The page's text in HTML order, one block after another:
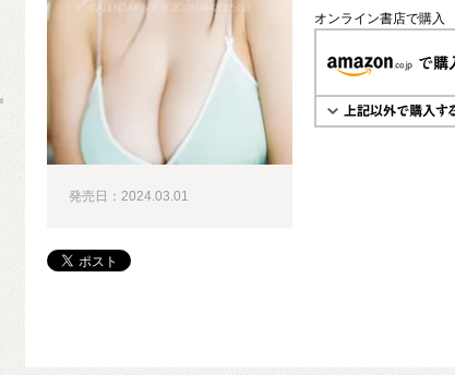
オンライン書店で購入
発売日：2024.03.01